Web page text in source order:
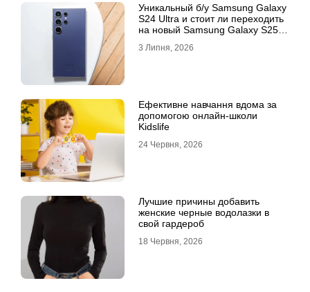
Уникальный б/у Samsung Galaxy
S24 Ultra и стоит ли переходить
на новый Samsung Galaxy S25
3 Липня, 2026
Ефективне навчання вдома за
допомогою онлайн-школи
Kidslife
24 Червня, 2026
Лучшие причины добавить
женские черные водолазки в
свой гардероб
18 Червня, 2026